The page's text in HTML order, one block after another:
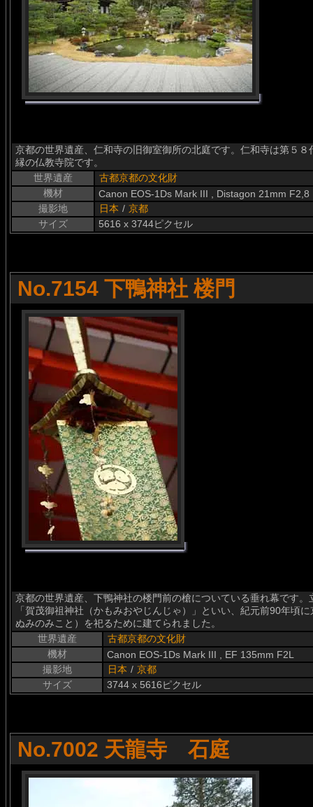
京都の世界遺産、仁和寺の旧御室御所の北庭です。仁和寺は第５
縁の仏教寺院です。
世界遺産
古都京都の文化財
機材
Canon EOS-1Ds Mark III , Distagon 21mm F2,8
撮影地
日本 / 京都
サイズ
5616 x 3744ピクセル
No.7154 下鴨神社 楼門
京都の世界遺産、下鴨神社の楼門前の槍についている垂れ幕です
「賀茂御祖神社（かもみおやじんじゃ）」といい、紀元前90年頃
ぬみのみこと）を祀るために建てられました。
世界遺産
古都京都の文化財
機材
Canon EOS-1Ds Mark III , EF 135mm F2L
撮影地
日本 / 京都
サイズ
3744 x 5616ピクセル
No.7002 天龍寺 石庭